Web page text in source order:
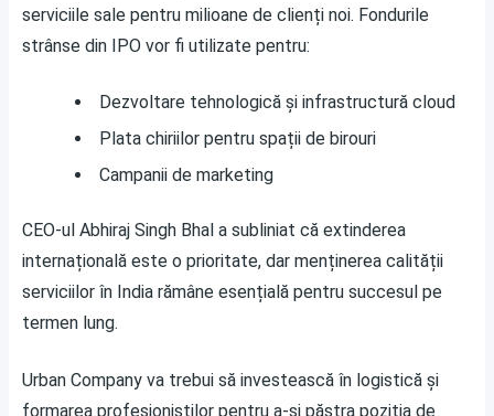
serviciile sale pentru milioane de clienți noi. Fondurile
strânse din IPO vor fi utilizate pentru:
Dezvoltare tehnologică și infrastructură cloud
Plata chiriilor pentru spații de birouri
Campanii de marketing
CEO-ul Abhiraj Singh Bhal a subliniat că extinderea
internațională este o prioritate, dar menținerea calității
serviciilor în India rămâne esențială pentru succesul pe
termen lung.
Urban Company va trebui să investească în logistică și
formarea profesioniștilor pentru a-și păstra poziția de